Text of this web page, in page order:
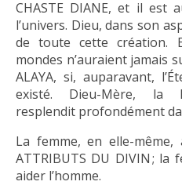
CHASTE DIANE, et il est
l’univers. Dieu, dans son
de toute cette création.
mondes n’auraient jamais
ALAYA, si, auparavant,
existé. Dieu-Mère, la
resplendit profondément
La femme, en elle-même,
ATTRIBUTS DU DIVIN ; la
aider l’homme.